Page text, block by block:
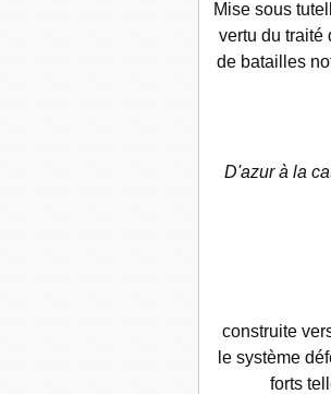
Mise sous
vertu du traité
de batailles
D'azur à la
construite
le système
forts